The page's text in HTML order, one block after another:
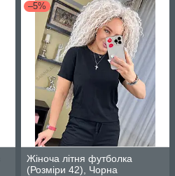
–5%
Жіноча літня футболка
(Розміри 42), Чорна